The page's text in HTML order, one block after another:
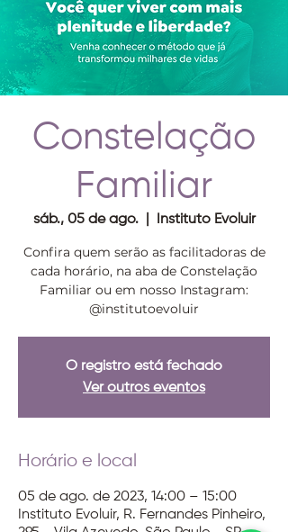
Constelação
Familiar
sáb., 05 de ago.
  |
Instituto Evoluir
Confira quem serão as facilitadoras de
cada horário, na aba de Constelação
Familiar ou em nosso Instagram:
@institutoevoluir
O registro está fechado
Ver outros eventos
Horário e local
05 de ago. de 2023, 14:00 – 15:00
Instituto Evoluir, R. Fernandes Pinheiro,